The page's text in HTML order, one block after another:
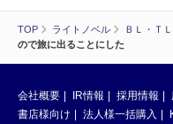
TOP ライトノベル ＢＬ・Ｔ
ので旅に出ることにした
会社概要 IR情報 採用情報
書店様向け
法人様一括購入